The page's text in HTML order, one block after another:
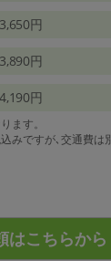
3,650円
3,890円
4,190円
ます。
みですが､交通費は